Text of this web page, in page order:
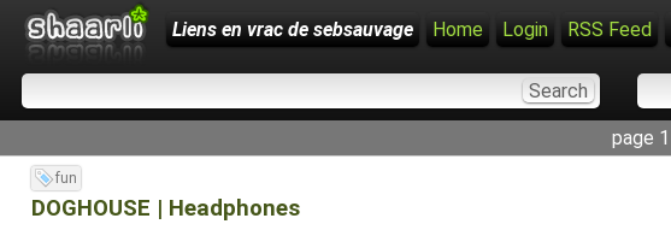
Liens en vrac de sebsauvage Home Login RSS Feed
page
fun
DOGHOUSE | Headphones